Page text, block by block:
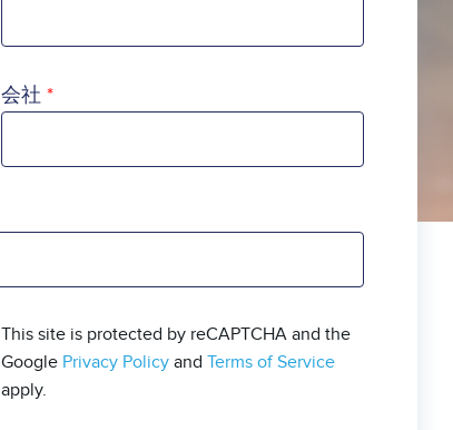
会社
This site is protected by reCAPTCHA and the
Google Privacy Policy andTerms of Service
apply.